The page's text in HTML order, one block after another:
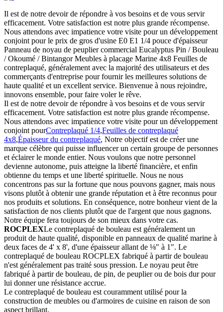
Il est de notre devoir de répondre à vos besoins et de vous servir
efficacement. Votre satisfaction est notre plus grande récompense.
Nous attendons avec impatience votre visite pour un développement
conjoint pour le prix de gros d'usine E0 E1 1/4 pouce d'épaisseur
Panneau de noyau de peuplier commercial Eucalyptus Pin / Bouleau
/ Okoumé / Bintangor Meubles à placage Marine 4x8 Feuilles de
contreplaqué, généralement avec la majorité des utilisateurs et des
commerçants d'entreprise pour fournir les meilleures solutions de
haute qualité et un excellent service. Bienvenue à nous rejoindre,
innovons ensemble, pour faire voler le rêve.
Il est de notre devoir de répondre à vos besoins et de vous servir
efficacement. Votre satisfaction est notre plus grande récompense.
Nous attendons avec impatience votre visite pour un développement
conjoint pourContreplaqué 1/4,Feuilles de contreplaqué
4x8,Épaisseur du contreplaqué, Notre objectif est de créer une
marque célèbre qui puisse influencer un certain groupe de personnes
et éclairer le monde entier. Nous voulons que notre personnel
devienne autonome, puis atteigne la liberté financière, et enfin
obtienne du temps et une liberté spirituelle. Nous ne nous
concentrons pas sur la fortune que nous pouvons gagner, mais nous
visons plutôt à obtenir une grande réputation et à être reconnus pour
nos produits et solutions. En conséquence, notre bonheur vient de la
satisfaction de nos clients plutôt que de l'argent que nous gagnons.
Notre équipe fera toujours de son mieux dans votre cas.
ROCPLEXLe contreplaqué de bouleau est généralement un
produit de haute qualité, disponible en panneaux de qualité marine à
deux faces de 4' x 8', d'une épaisseur allant de ⅛" à 1". Le
contreplaqué de bouleau ROCPLEX fabriqué à partir de bouleau
n'est généralement pas traité sous pression. Le noyau peut être
fabriqué à partir de bouleau, de pin, de peuplier ou de bois dur pour
lui donner une résistance accrue.
Le contreplaqué de bouleau est couramment utilisé pour la
construction de meubles ou d'armoires de cuisine en raison de son
aspect brillant.